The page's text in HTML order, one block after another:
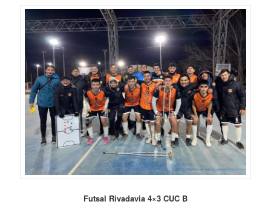
Futsal Rivadavia 4×3 CUC B